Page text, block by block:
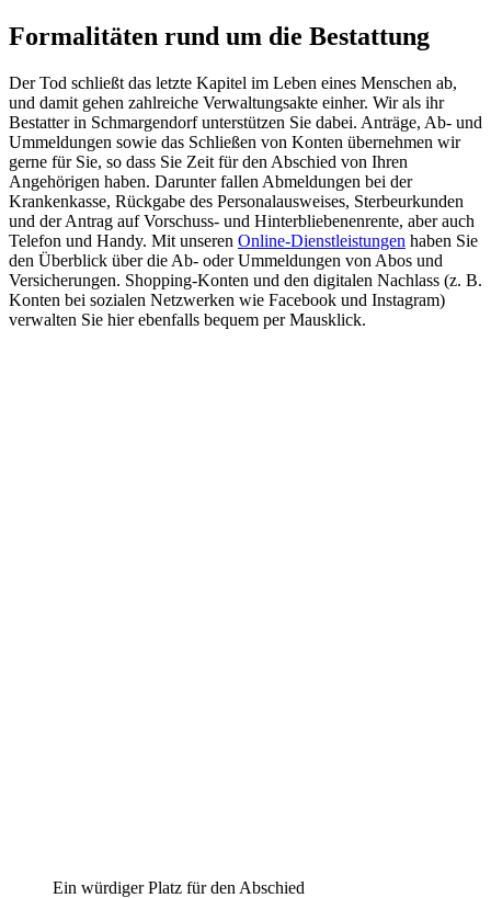
Formalitäten rund um die Bestattung
Der Tod schließt das letzte Kapitel im Leben eines Menschen ab,
und damit gehen zahlreiche Verwaltungsakte einher. Wir als ihr
Bestatter in Schmargendorf unterstützen Sie dabei. Anträge, Ab- und
Ummeldungen sowie das Schließen von Konten übernehmen wir
gerne für Sie, so dass Sie Zeit für den Abschied von Ihren
Angehörigen haben. Darunter fallen Abmeldungen bei der
Krankenkasse, Rückgabe des Personalausweises, Sterbeurkunden
und der Antrag auf Vorschuss- und Hinterbliebenenrente, aber auch
Telefon und Handy. Mit unseren Online-Dienstleistungen haben Sie
den Überblick über die Ab- oder Ummeldungen von Abos und
Versicherungen. Shopping-Konten und den digitalen Nachlass (z. B.
Konten bei sozialen Netzwerken wie Facebook und Instagram)
verwalten Sie hier ebenfalls bequem per Mausklick.
Ein würdiger Platz für den Abschied